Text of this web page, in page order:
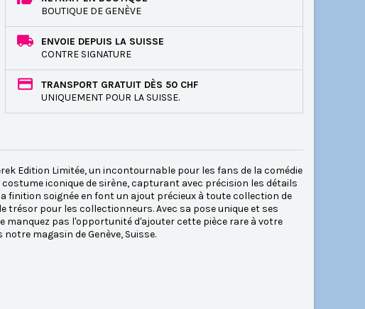
BOUTIQUE DE GENÈVE
ENVOIE DEPUIS LA SUISSE
CONTRE SIGNATURE
TRANSPORT GRATUIT DÈS 50 CHF
UNIQUEMENT POUR LA SUISSE.
Edition Limitée, un incontournable pour les fans de la comédie
iconique de sirène, capturant avec précision les détails
finition soignée en font un ajout précieux à toute collection de
pour les collectionneurs. Avec sa pose unique et ses
manquez pas l'opportunité d'ajouter cette pièce rare à votre
magasin de Genève, Suisse.